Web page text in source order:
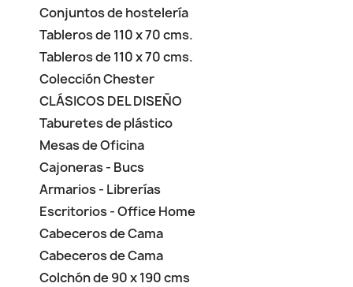
Conjuntos de hostelería
Tableros de 110 x 70 cms.
Tableros de 110 x 70 cms.
Colección Chester
CLÁSICOS DEL DISEÑO
Taburetes de plástico
Mesas de Oficina
Cajoneras - Bucs
Armarios - Librerías
Escritorios - Office Home
Cabeceros de Cama
Cabeceros de Cama
Colchón de 90 x 190 cms